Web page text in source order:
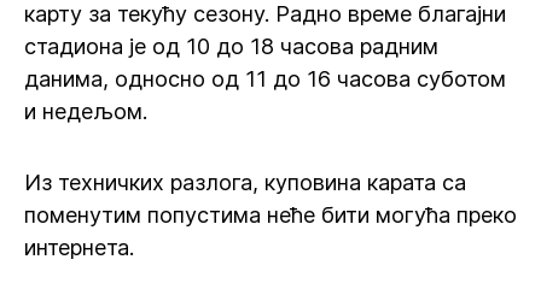
карту за текућу сезону. Радно време благајни
стадиона је од 10 до 18 часова радним
данима, односно од 11 до 16 часова суботом
и недељом.
Из техничких разлога, куповина карата са
поменутим попустима неће бити могућа преко
интернета.